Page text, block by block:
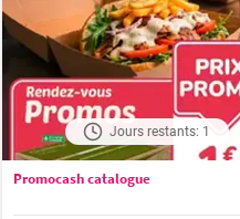
Jours restants: 1
Promocash catalogue